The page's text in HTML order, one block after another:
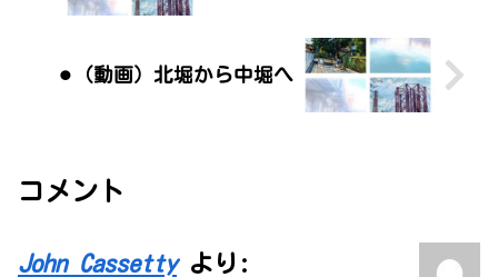
⚫︎（動画）北堀から中堀へ
コメント
John Cassetty より: